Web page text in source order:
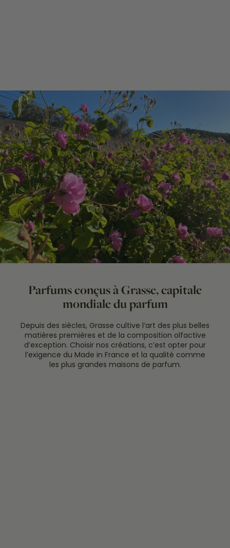
Parfums conçus à Grasse, capitale
mondiale du parfum
Depuis des siècles, Grasse cultive l’art des plus belles
matières premières et de la composition olfactive
d’exception. Choisir nos créations, c’est opter pour
l’exigence du Made in France et la qualité comme
les plus grandes maisons de parfum.